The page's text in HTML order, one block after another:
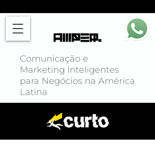
Comunicação e
Marketing Inteligentes
para Negócios na América
Latina